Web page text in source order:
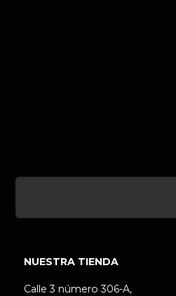
NUESTRA TIENDA
Calle 3 número 306-A,